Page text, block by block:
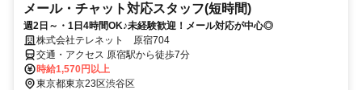
メール・チャット対応スタッフ(短時間)
週2日～・1日4時間OK♪未経験歓迎！メール対応が中心◎
株式会社テレネット 原宿704
交通・アクセス 原宿駅から徒歩7分
時給1,570円以上
東京都東京23区渋谷区